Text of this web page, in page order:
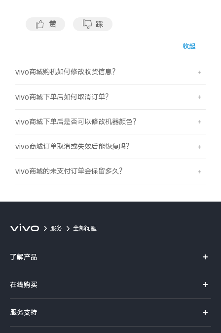
X300 Pro
X Fold5 X200 Ultra
全部X机型 对比X机型
S50 Pro mini
S20 Pro S20
Y6
Y500 Pro
iQOO Z11
iQOO 15 Ultra
vivo TWS 5 Pro
vivo 头戴降噪耳机
iQOO Pad6 Pro
赞 踩
收起
vivo商城购机如何修改收货信息？
vivo商城下单后如何取消订单？
vivo商城下单后是否可以修改机器颜色？
vivo商城订单取消或失效后能恢复吗？
vivo商城的未支付订单会保留多久？
服务 全部问题
了解产品
S系列
Y系列
在线购买
选购手机
服务支持